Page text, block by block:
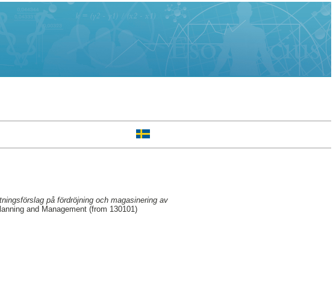
på fördröjning och magasinering av
and Management (from 130101)